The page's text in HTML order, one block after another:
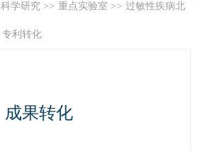
科学研究 >> 重点实验室 >> 过敏性疾病北
专利转化
成果转化